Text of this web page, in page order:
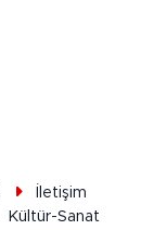
İletişim
Kültür-Sanat